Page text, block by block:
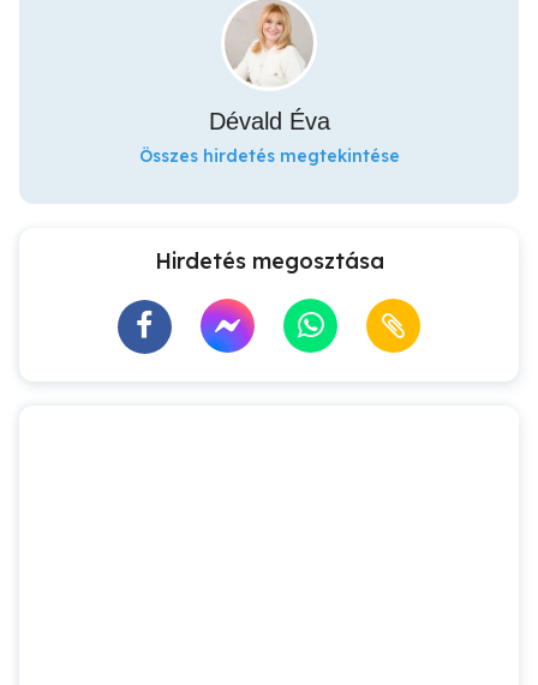
Dévald Éva
Összes hirdetés megtekintése
Hirdetés megosztása